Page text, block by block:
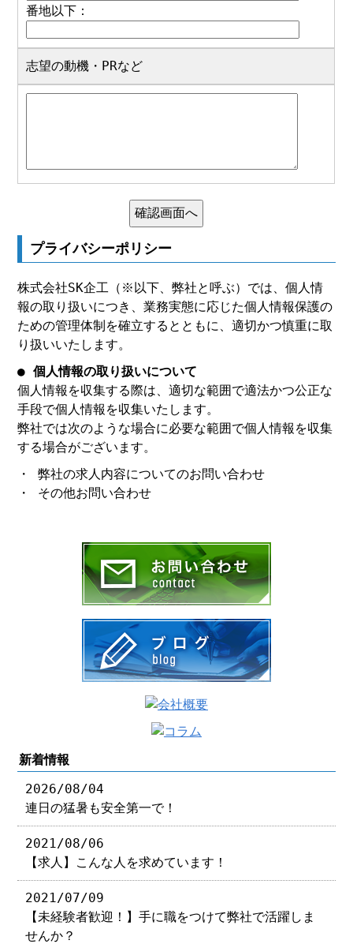
番地以下：
志望の動機・PRなど
プライバシーポリシー
株式会社SK企工（※以下、弊社と呼ぶ）では、個人情
報の取り扱いにつき、業務実態に応じた個人情報保護の
ための管理体制を確立するとともに、適切かつ慎重に取
り扱いいたします。
● 個人情報の取り扱いについて
個人情報を収集する際は、適切な範囲で適法かつ公正な
手段で個人情報を収集いたします。
弊社では次のような場合に必要な範囲で個人情報を収集
する場合がございます。
・ 弊社の求人内容についてのお問い合わせ
・ その他お問い合わせ
新着情報
2026/08/04
連日の猛暑も安全第一で！
2021/08/06
【求人】こんな人を求めています！
2021/07/09
【未経験者歓迎！】手に職をつけて弊社で活躍しま
せんか？